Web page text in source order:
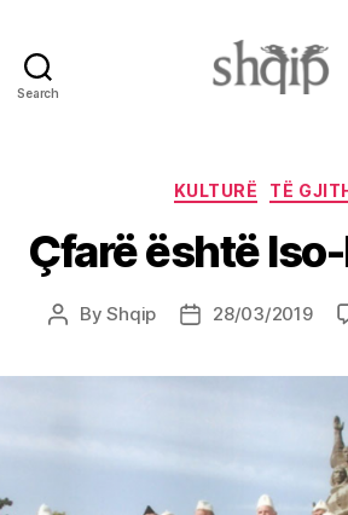
Search
KULTURË TË
Çfarë është
PostByShqip
Post28/03/2019